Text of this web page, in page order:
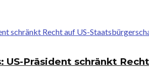
Präsident schränkt